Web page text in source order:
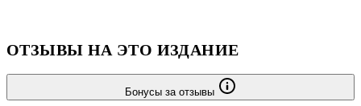
ОТЗЫВЫ НА ЭТО ИЗДАНИЕ
Бонусы за отзывы